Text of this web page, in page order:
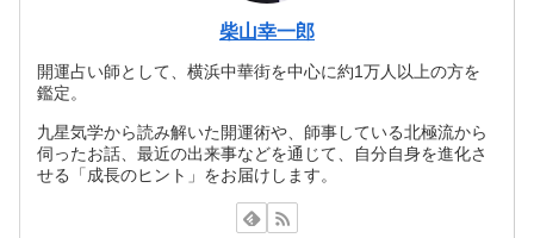
柴山幸一郎
開運占い師として、横浜中華街を中心に約1万人以上の方を
鑑定。
九星気学から読み解いた開運術や、師事している北極流から
伺ったお話、最近の出来事などを通じて、自分自身を進化さ
せる「成長のヒント」をお届けします。